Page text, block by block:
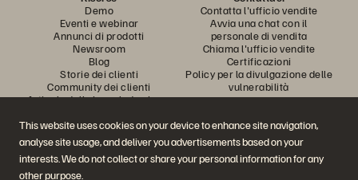
This website uses cookies on your device to enhance site navigation,
analyse site usage, and deliver you advertisements based on your
interests. We do not collect or share your personal information for any
other purpose.
Demo
Eventi e webinar
Annunci di prodotti
Newsroom
Blog
Storie dei clienti
Community dei clienti
Articolo della knowledge base
Contatta l'ufficio vendite
Avvia una chat con il
personale di vendita
Chiama l'ufficio vendite
Certificazioni
Policy per la divulgazione delle
vulnerabilità
Partecipa alla conversazione
Segui tutti i canali social ufficiali di Everpure